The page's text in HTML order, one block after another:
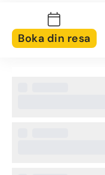
Boka din resa